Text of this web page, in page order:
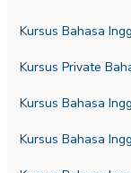
Kursus Bahasa
Kursus Private
Kursus Bahasa
Kursus Bahasa